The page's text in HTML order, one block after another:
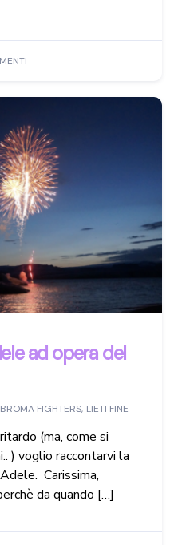
ad opera del
FIGHTERS, LIETI FINE
(ma, come si
) voglio raccontarvi la
Carissima,
da quando […]